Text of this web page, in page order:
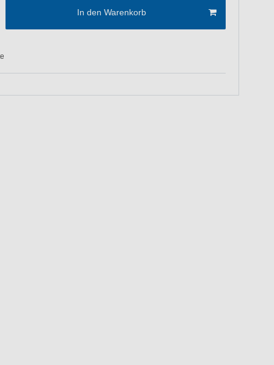
In den Warenkorb